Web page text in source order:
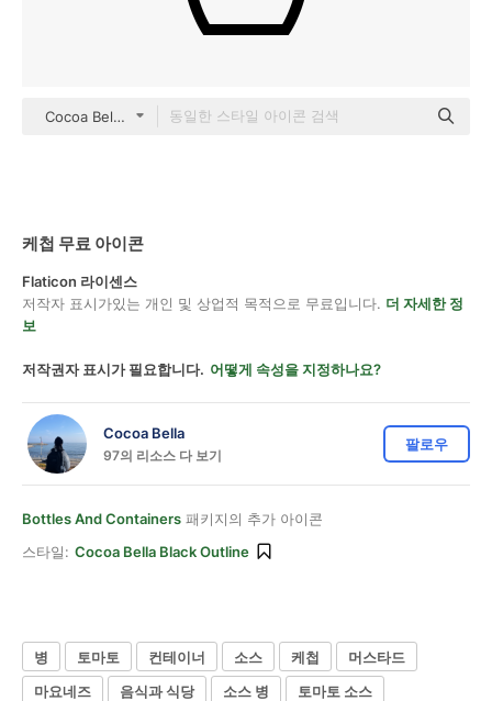
Cocoa Bella black outline
케첩 무료 아이콘
Flaticon 라이센스
저작자 표시가있는 개인 및 상업적 목적으로 무료입니다. 더 자세한 정
보
저작권자 표시가 필요합니다. 어떻게 속성을 지정하나요?
Cocoa Bella
97의 리소스 다 보기
팔로우
Bottles And Containers 패키지의 추가 아이콘
스타일: Cocoa Bella Black Outline
병 토마토 컨테이너 소스 케첩
머스타드
마요네즈
음식과 식당 소스 병 토마토 소스